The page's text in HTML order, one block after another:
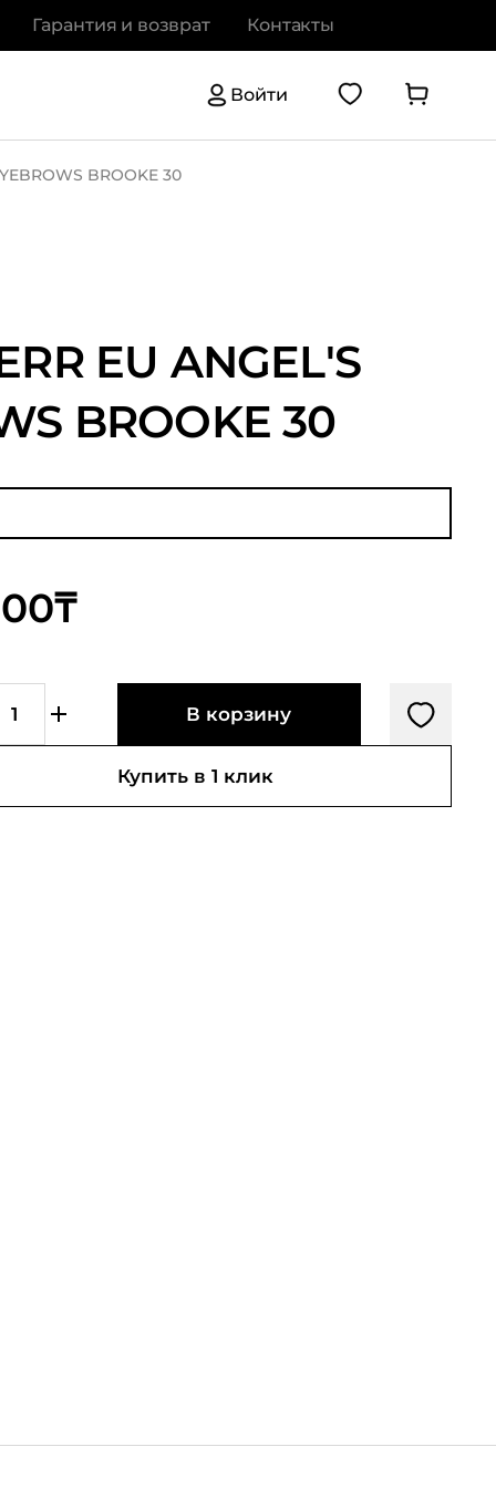
Гарантия и возврат Контакты
Войти
BROOKE 30
EU ANGEL'S
BROOKE 30
В корзину
Купить в 1 клик